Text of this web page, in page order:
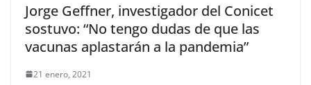
Jorge Geffner, investigador del Conicet
sostuvo: “No tengo dudas de que las
vacunas aplastarán a la pandemia”
21 enero, 2021